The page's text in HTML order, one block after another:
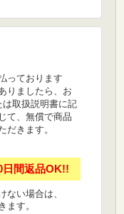
っております
りましたら、お
取扱説明書に記
て、無償で商品
だきます。
日間返品OK!!
ない場合は、
ます。